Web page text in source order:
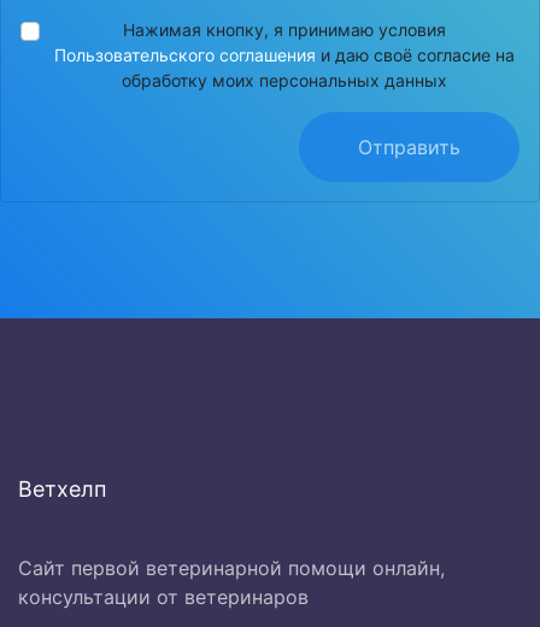
Нажимая кнопку, я принимаю условия
Пользовательского соглашения и даю своё согласие на
обработку моих персональных данных
Отправить
Ветхелп
Сайт первой ветеринарной помощи онлайн,
консультации от ветеринаров